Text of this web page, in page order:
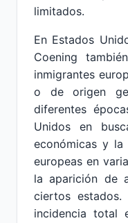
limitados.
En Estados
Coening
inmigrantes
o de origen
diferentes
Unidos en
económicas y la
europeas en
la aparición de
ciertos
incidencia total